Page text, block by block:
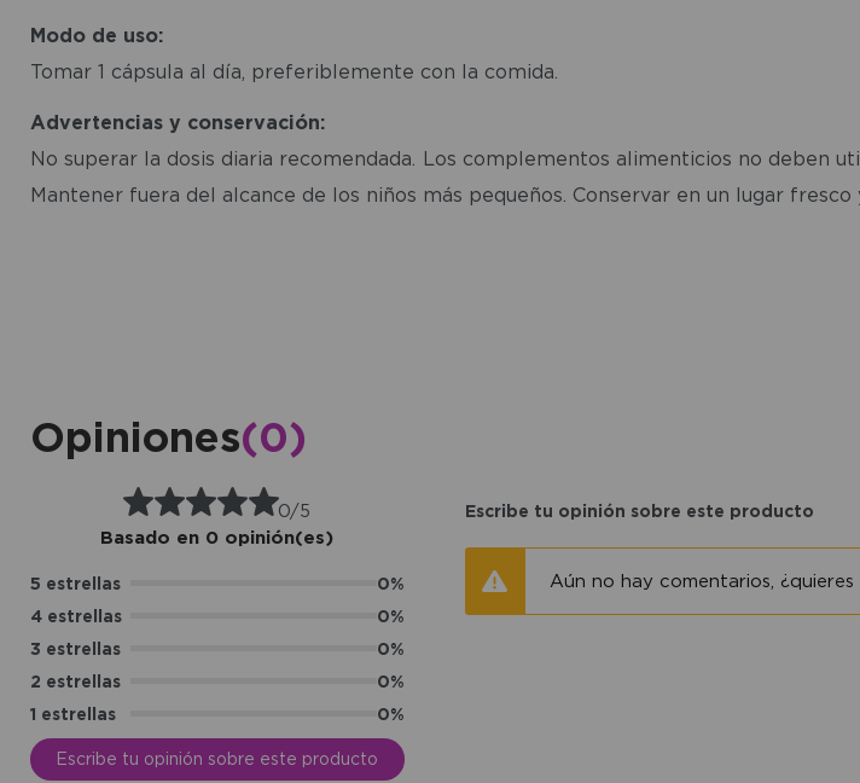
Modo de uso:
Tomar 1 cápsula al día, preferiblemente con la comida.
Advertencias y conservación:
No superar la dosis diaria recomendada. Los complementos alimenticios no deben
Mantener fuera del alcance de los niños más pequeños. Conservar en un lugar fresco
Opiniones(0)
0/5
Basado en 0 opinión(es)
5 estrellas
0%
4 estrellas
0%
3 estrellas
0%
2 estrellas
0%
1 estrellas
0%
Escribe tu opinión sobre este producto
Escribe tu opinión sobre este producto
Aún no hay comentarios,